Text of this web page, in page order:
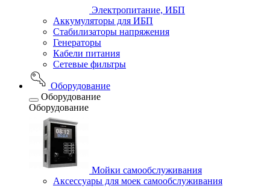
Электропитание, ИБП
Аккумуляторы для ИБП
Стабилизаторы напряжения
Генераторы
Кабели питания
Сетевые фильтры
Оборудование
Оборудование
Оборудование
Мойки самообслуживания
Аксессуары для моек самообслуживания